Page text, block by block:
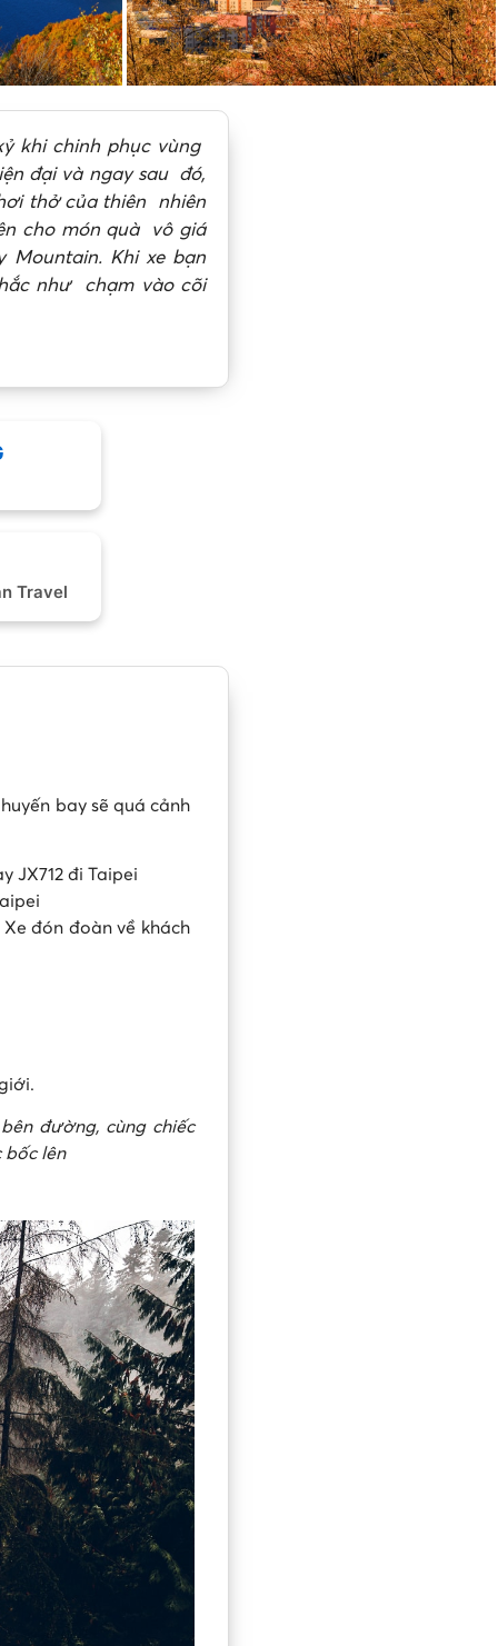
khi chinh phục vùng
đại và ngay sau đó,
thở của thiên nhiên
cho món quà vô giá
Mountain. Khi xe bạn
như chạm vào cõi
Travel
bay sẽ quá cảnh
JX712 đi Taipei
đón đoàn về khách
đường, cùng chiếc
bốc lên